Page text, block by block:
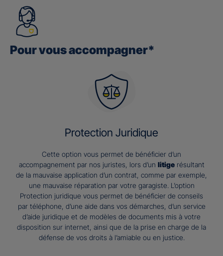
Pour vous accompagner*
Protection Juridique
Cette option vous permet de bénéficier d’un
accompagnement par nos juristes, lors d’un litigerésultant
de la mauvaise application d’un contrat, comme par exemple,
une mauvaise réparation par votre garagiste. L’option
Protection juridique vous permet de bénéficier de conseils
par téléphone, d’une aide dans vos démarches, d’un service
d’aide juridique et de modèles de documents mis à votre
disposition sur internet, ainsi que de la prise en charge de la
défense de vos droits à l’amiable ou en justice.